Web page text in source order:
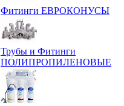
Фитинги ЕВРОКОНУСЫ
Трубы и Фитинги
ПОЛИПРОПИЛЕНОВЫЕ